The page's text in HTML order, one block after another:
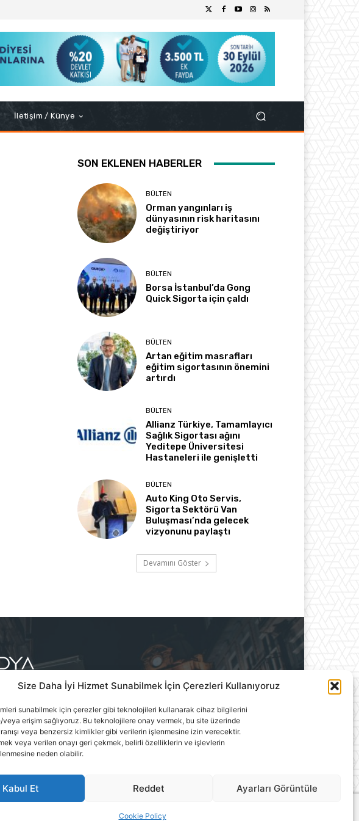
Size Daha İyi Hizmet Sunabilmek İçin Çerezleri Kullanıyoruz
sunabilmek için çerezler gibi teknolojileri kullanarak cihaz bilgilerini
veya erişim sağlıyoruz. Bu teknolojilere onay vermek, bu site üzerinde
veya benzersiz kimlikler gibi verilerin işlenmesine izin verecektir.
veya verilen onayı geri çekmek, belirli özelliklerin ve işlevlerin
neden olabilir.
Kabul Et Reddet Ayarları Görüntüle
Cookie Policy
İletişim / Künye
SON EKLENEN HABERLER
BÜLTEN
Orman yangınları iş
dünyasının risk haritasını
değiştiriyor
BÜLTEN
Borsa İstanbul’da Gong
Quick Sigorta için çaldı
BÜLTEN
Artan eğitim masrafları
eğitim sigortasının önemini
artırdı
BÜLTEN
Allianz Türkiye, Tamamlayıcı
Sağlık Sigortası ağını
Yeditepe Üniversitesi
Hastaneleri ile genişletti
BÜLTEN
Auto King Oto Servis,
Sigorta Sektörü Van
Buluşması’nda gelecek
vizyonunu paylaştı
Devamını Göster
Sigortamedya Yayıncılık A.Ş.'ye aittir. Hiçbir
izin alınmadan kullanılamaz.